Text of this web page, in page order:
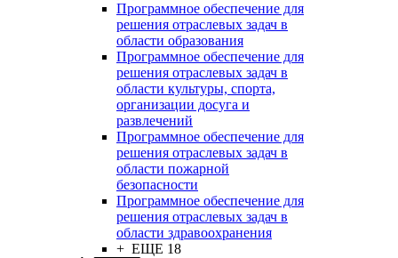
Программное обеспечение для
решения отраслевых задач в
области образования
Программное обеспечение для
решения отраслевых задач в
области культуры, спорта,
организации досуга и
развлечений
Программное обеспечение для
решения отраслевых задач в
области пожарной
безопасности
Программное обеспечение для
решения отраслевых задач в
области здравоохранения
+ ЕЩЕ 18